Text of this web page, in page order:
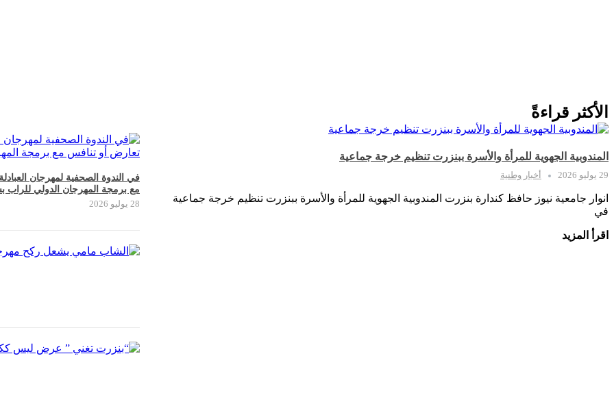
الأكثر قراءةً
المندوبية الجهوية للمرأة والأسرة ببنزرت تنظيم خرجة جماعية
29 يوليو 2026 أخبار وطنية
انوار جامعية نيوز حافظ كندارة بنزرت المندوبية الجهوية للمرأة والأسرة ببنزرت تنظيم خرجة جماعية
في
اقرأ المزيد
في الندوة الصحفية لمهرجان
مع برمجة المهرجان الدولي للراب
28 يوليو 2026